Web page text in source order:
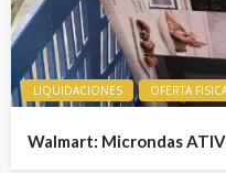
LIQUIDACIONES OFERTA
Walmart: Microndas